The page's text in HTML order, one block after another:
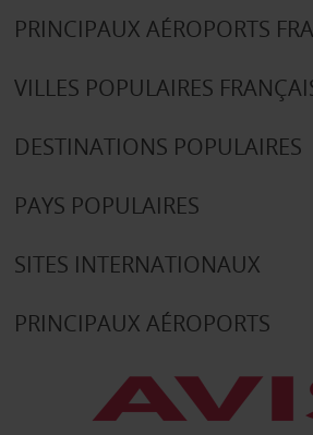
PRINCIPAUX AÉROPORTS
VILLES POPULAIRES
DESTINATIONS POPULAIRES
PAYS POPULAIRES
SITES INTERNATIONAUX
PRINCIPAUX AÉROPORTS